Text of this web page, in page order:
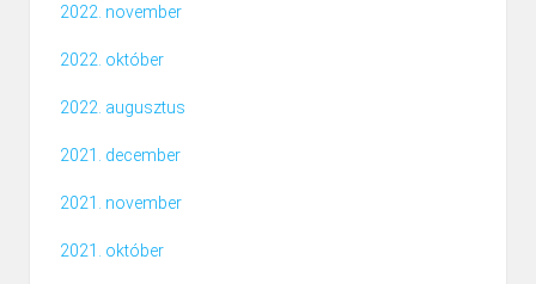
2022. november
2022. október
2022. augusztus
2021. december
2021. november
2021. október